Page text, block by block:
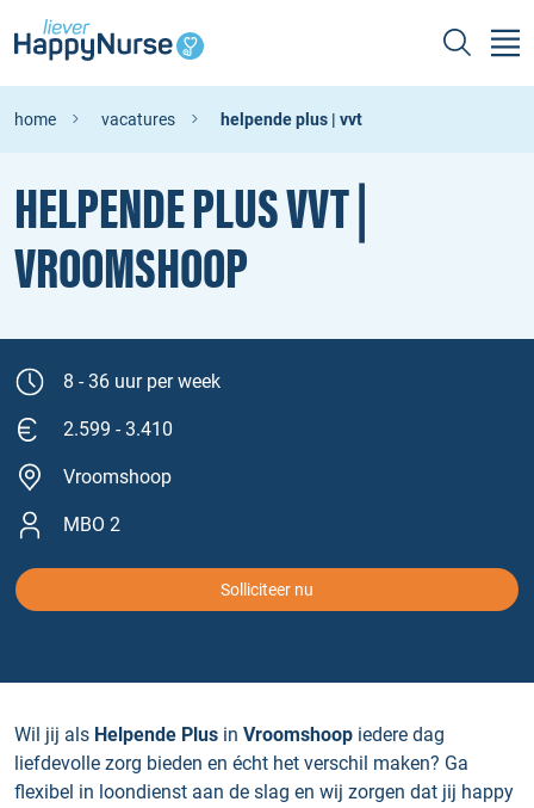
home vacatures helpende plus | vvt
HELPENDE PLUS VVT |
VROOMSHOOP
8 - 36 uur per week
2.599 - 3.410
Vroomshoop
MBO 2
Solliciteer nu
Wil jij als Helpende Plus in Vroomshoop iedere dag
liefdevolle zorg bieden en écht het verschil maken? Ga
flexibel in loondienst aan de slag en wij zorgen dat jij happy